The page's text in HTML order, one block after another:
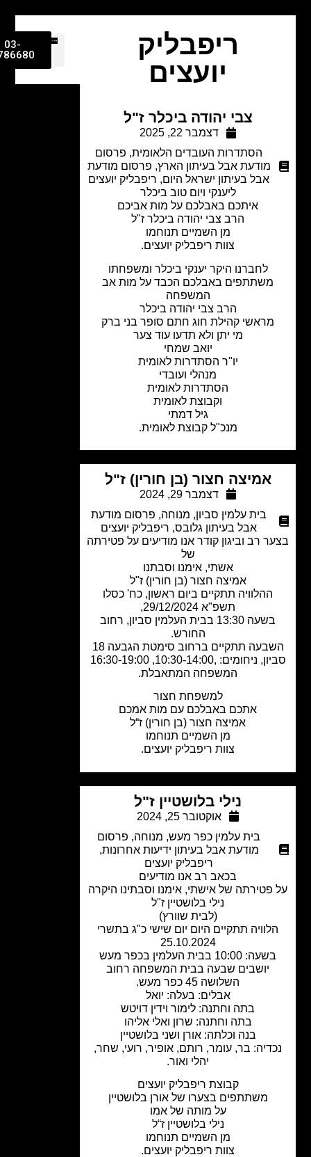
ריפבליק
יועצים
צבי יהודה ביכלר ז"ל
דצמבר 22, 2025
הסתדרות העובדים הלאומית,פרסום
מודעת אבל בעיתון הארץ,פרסום מודעת
אבל בעיתון ישראל היום,ריפבליק יועצים
ליענקי ויום טוב ביכלר
איתכם באבלכם על מות אביכם
הרב צבי יהודה ביכלר ז"ל
מן השמיים תנוחמו
צוות ריפבליק יועצים.
לחברנו היקר יענקי ביכלר ומשפחתו
משתתפים באבלכם הכבד על מות אב
המשפחה
הרב צבי יהודה ביכלר
מראשי קהילת חוג חתם סופר בני ברק
מי יתן ולא תדעו עוד צער
יואב שמחי
יו"ר הסתדרות לאומית
מנהלי ועובדי
הסתדרות לאומית
וקבוצת לאומית
גיל דמתי
מנכ"ל קבוצת לאומית.
אמיצה חצור (בן חורין) ז"ל
דצמבר 29, 2024
בית עלמין סביון,מנוחה, פרסום מודעת
אבל בעיתון גלובס, ריפבליק יועצים
רב וביגון קודר אנו מודיעים על פטירתה
אשתי, אימנו וסבתנו
אמיצה חצור (בן חורין) ז"ל
ההלוויה תתקיים ביום ראשון, כח' כסלו
בשעה 13:30 בבית העלמין סביון, רחוב
השבעה תתקיים ברחוב סימטת הגבעה 18
,10:30-14:00, 16:30-19:00
המשפחה המתאבלת.
למשפחת חצור
אתכם באבלכם עם מות אמכם
אמיצה חצור (בן חורין) ז“ל
מן השמיים תנוחמו
צוות ריפבליק יועצים.
נילי בלושטיין ז"ל
אוקטובר 25, 2024
בית עלמין כפר מעש,מנוחה, פרסום
מודעת אבל בעיתון ידיעות אחרונות,
ריפבליק יועצים
בכאב רב אנו מודיעים
של אישתי, אימנו וסבתינו היקרה
נילי בלושטיין ז"ל
(לבית שוורץ)
תתקיים היום יום שישי כ"ג בתשרי
25.10.2024
יושבים שבעה בבית המשפחה רחוב
השלושה 45 כפר מעש.
אבלים: בעלה: יואל
בתה וחתנה: לימור וידין דויטש
בתה וחתנה: שרון ואלי אליהו
בנה וכלתה: אורן ושני בלושטיין
בר, עומר, רותם, אופיר, רועי, שחר,
יהלי ואור.
קבוצת ריפבליק יועצים
משתתפים בצערו של אורן בלושטיין
על מותה של אמו
נילי בלושטיין ז“ל
מן השמיים תנוחמו
צוות ריפבליק יועצים.
03-
9786680